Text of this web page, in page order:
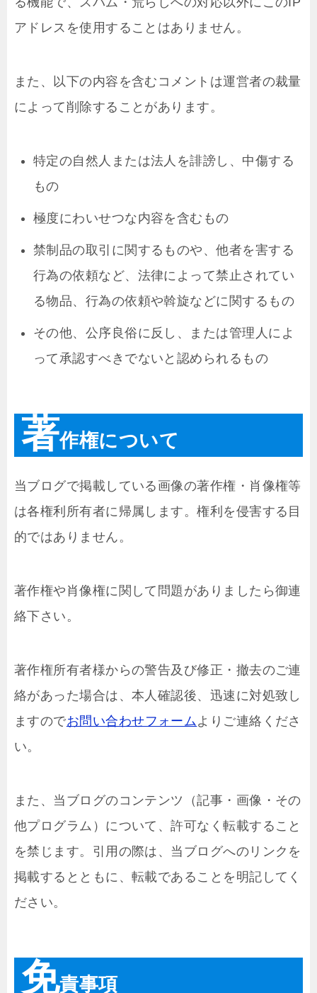
アドレスを使用することはありません。
また、以下の内容を含むコメントは運営者の裁量
によって削除することがあります。
特定の自然人または法人を誹謗し、中傷する
もの
極度にわいせつな内容を含むもの
禁制品の取引に関するものや、他者を害する
行為の依頼など、法律によって禁止されてい
る物品、行為の依頼や斡旋などに関するもの
その他、公序良俗に反し、または管理人によ
って承認すべきでないと認められるもの
著作権について
当ブログで掲載している画像の著作権・肖像権等
は各権利所有者に帰属します。権利を侵害する目
的ではありません。
著作権や肖像権に関して問題がありましたら御連
絡下さい。
著作権所有者様からの警告及び修正・撤去のご連
絡があった場合は、本人確認後、迅速に対処致し
ますのでお問い合わせフォーム よりご連絡くださ
い。
また、当ブログのコンテンツ（記事・画像・その
他プログラム）について、許可なく転載すること
を禁じます。引用の際は、当ブログへのリンクを
掲載するとともに、転載であることを明記してく
ださい。
免責事項